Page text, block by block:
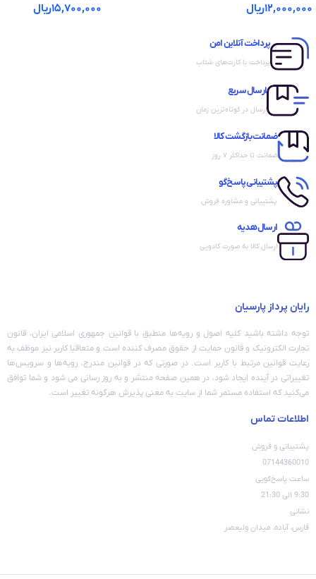
۱۲,۰۰۰,۰۰۰ریال ۱۵,۷۰۰,۰۰۰ریال
پرداخت آنلاین امن
پرداخت با کارت‌های شتاب
ارسال سریع
ارسال در کوتاه‌ترین زمان
ضمانت بازگشت کالا
ضمانت تا حداکثر ۷ روز
پشتیبانی پاسخ‌گو
پشتیبانی و مشاوره فروش
ارسال هدیه
ارسال کالا به صورت کادویی
رایان پرداز پارسیان
توجه داشته باشید کلیه اصول و رویه‏‌ها منطبق با قوانین جمهوری اسلامی ایران، قانون
تجارت الکترونیک و قانون حمایت از حقوق مصرف کننده است و متعاقبا کاربر نیز موظف به
رعایت قوانین مرتبط با کاربر است. در صورتی که در قوانین مندرج، رویه‏‌ها و سرویس‏‌ها
تغییراتی در آینده ایجاد شود، در همین صفحه منتشر و به روز رسانی می شود و شما توافق
می‏‌کنید که استفاده مستمر شما از سایت به معنی پذیرش هرگونه تغییر است.
اطلاعات تماس
پشتیبانی و فروش
07144360010
ساعت پاسخ‌گویی
9:30 الی 21:30
نشانی
فارس، آباده، میدان ولیعصر